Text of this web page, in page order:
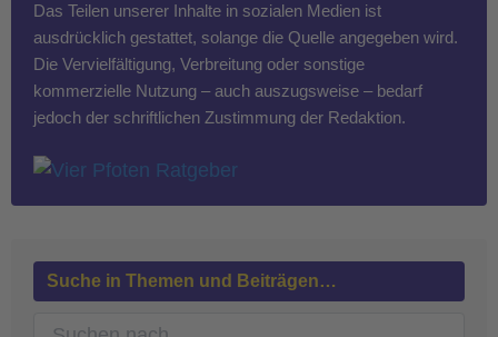
Das Teilen unserer Inhalte in sozialen Medien ist
ausdrücklich gestattet, solange die Quelle angegeben wird.
Die Vervielfältigung, Verbreitung oder sonstige
kommerzielle Nutzung – auch auszugsweise – bedarf
jedoch der schriftlichen Zustimmung der Redaktion.
Suche in Themen und Beiträgen…